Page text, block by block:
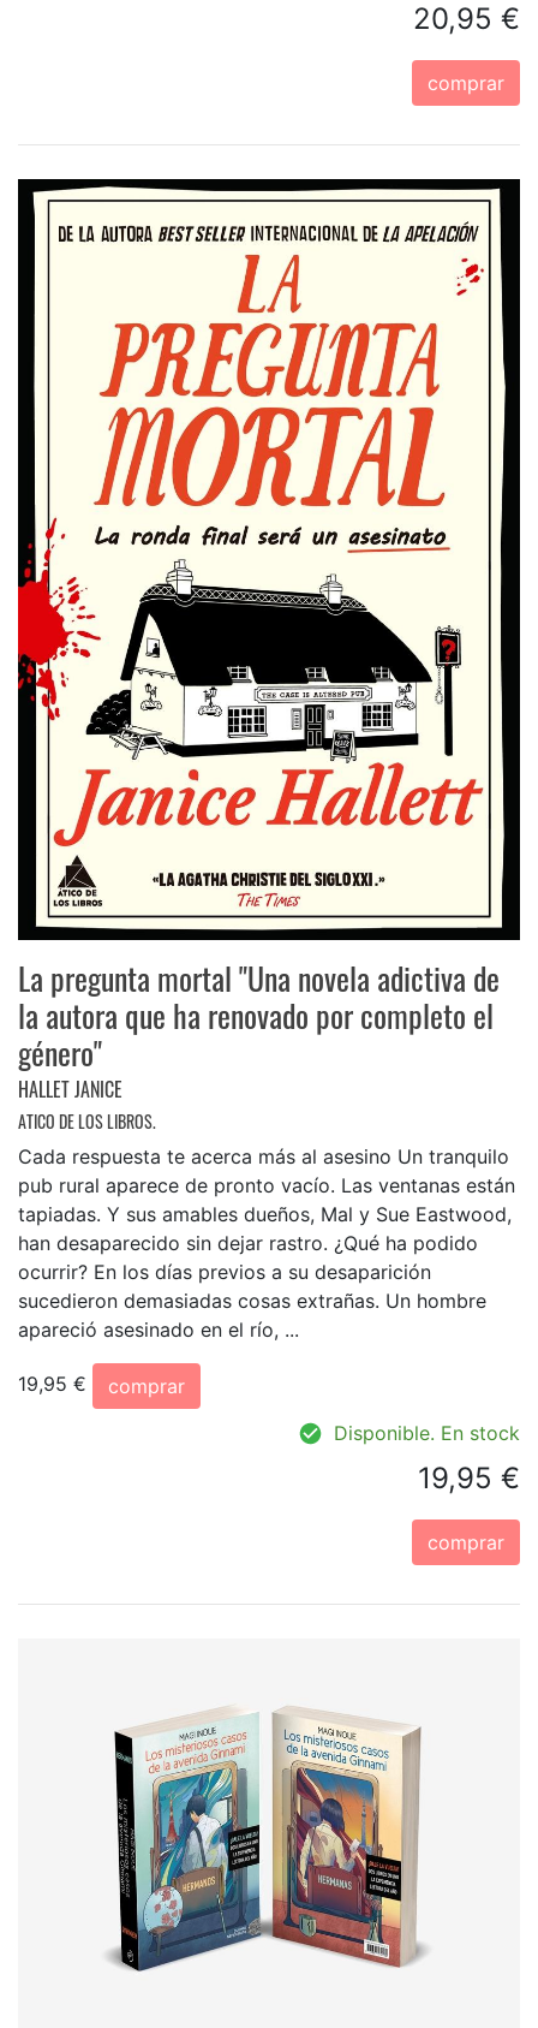
20,95 €
comprar
La pregunta mortal "Una novela adictiva de
la autora que ha renovado por completo el
género"
HALLET JANICE
ATICO DE LOS LIBROS.
Cada respuesta te acerca más al asesino Un tranquilo
pub rural aparece de pronto vacío. Las ventanas están
tapiadas. Y sus amables dueños, Mal y Sue Eastwood,
han desaparecido sin dejar rastro. ¿Qué ha podido
ocurrir? En los días previos a su desaparición
sucedieron demasiadas cosas extrañas. Un hombre
apareció asesinado en el río, ...
19,95 €
comprar
Disponible. En stock
19,95 €
comprar